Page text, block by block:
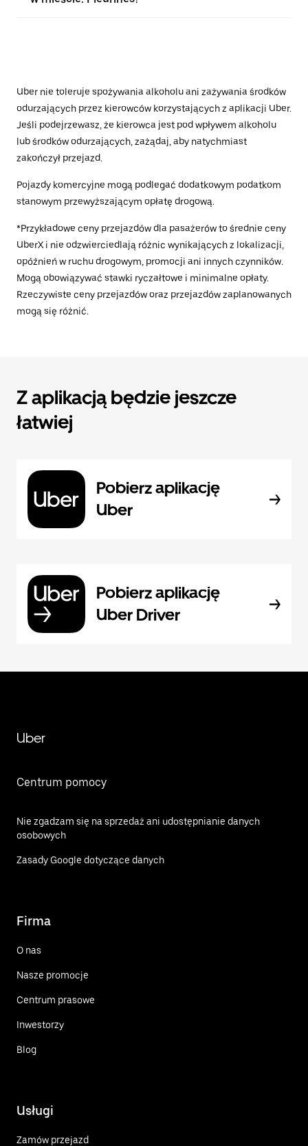
Uber nie toleruje spożywania alkoholu ani zażywania środków
odurzających przez kierowców korzystających z aplikacji Uber.
Jeśli podejrzewasz, że kierowca jest pod wpływem alkoholu
lub środków odurzających, zażądaj, aby natychmiast
zakończył przejazd.
Pojazdy komercyjne mogą podlegać dodatkowym podatkom
stanowym przewyższającym opłatę drogową.
*Przykładowe ceny przejazdów dla pasażerów to średnie ceny
UberX i nie odzwierciedlają różnic wynikających z lokalizacji,
opóźnień w ruchu drogowym, promocji ani innych czynników.
Mogą obowiązywać stawki ryczałtowe i minimalne opłaty.
Rzeczywiste ceny przejazdów oraz przejazdów zaplanowanych
mogą się różnić.
Z aplikacją będzie jeszcze
łatwiej
Pobierz aplikację
Uber
Pobierz aplikację
Uber Driver
Uber
Centrum pomocy
Nie zgadzam się na sprzedaż ani udostępnianie danych
osobowych
Zasady Google dotyczące danych
Firma
O nas
Nasze promocje
Centrum prasowe
Inwestorzy
Blog
Usługi
Zamów przejazd